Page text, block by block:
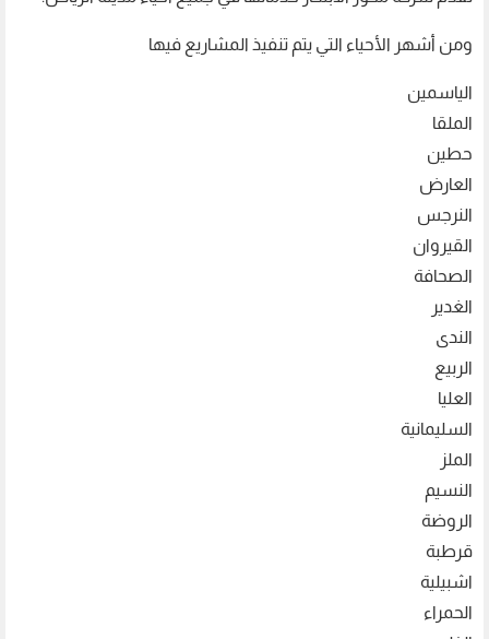
ومن أشهر الأحياء التي يتم تنفيذ المشاريع فيها
الياسمين
الملقا
حطين
العارض
النرجس
القيروان
الصحافة
الغدير
الندى
الربيع
العليا
السليمانية
الملز
النسيم
الروضة
قرطبة
اشبيلية
الحمراء